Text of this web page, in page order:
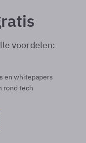
voordelen:
en whitepapers
rond tech